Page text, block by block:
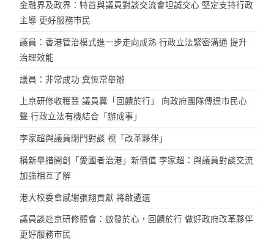
金融界及政界：特首與議員對談交流會坦誠交心 堅定支持行政
主導 更好服務市民
議員：香港管治模式進一步走向成熟 行政立法緊密溝通 提升
治理效能
議員：非常成功 冀恆常舉辦
上京研修收穫豐 議員冀「回饋於行」 向政府團隊傳達市民心
聲 行政立法有機結合「辦成事」
李家超與議員閉門對談 視「改革夥伴」
稱新舉措開創「愛國者治港」新價值 李家超：與議員對談交流
加強相互了解
港大校委會感謝張翔貢獻 將啟遴選
議員談赴京研修體會：啟發於心，回饋於行 做好政府改革夥伴
更好服務市民